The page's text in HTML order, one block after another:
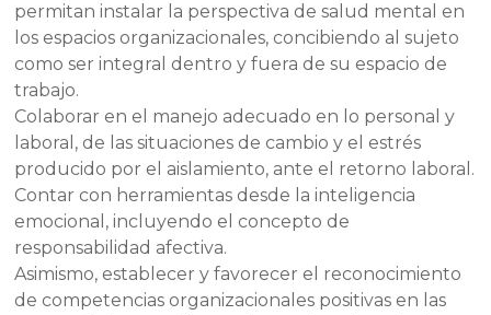
permitan instalar la perspectiva de salud mental en
los espacios organizacionales, concibiendo al sujeto
como ser integral dentro y fuera de su espacio de
trabajo.
Colaborar en el manejo adecuado en lo personal y
laboral, de las situaciones de cambio y el estrés
producido por el aislamiento, ante el retorno laboral.
Contar con herramientas desde la inteligencia
emocional, incluyendo el concepto de
responsabilidad afectiva.
Asimismo, establecer y favorecer el reconocimiento
de competencias organizacionales positivas en las